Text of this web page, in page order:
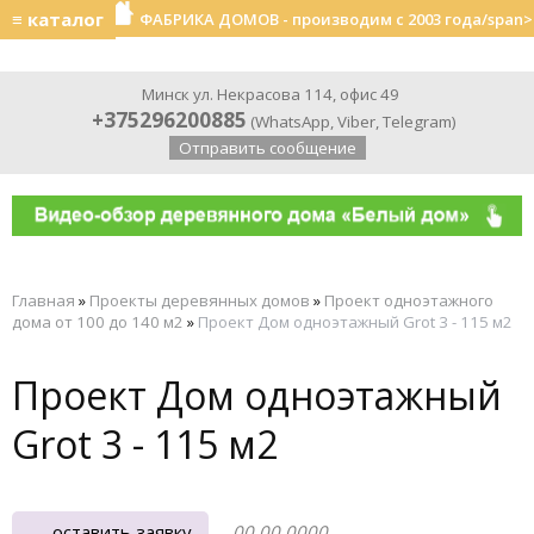
≡ каталог ФАБРИКА ДОМОВ - производим с 2003 года/span>
Минск ул. Некрасова 114, офис 49
+375296200885 (WhatsApp,Viber,Telegram)
Отправить сообщение
Главная » Проекты деревянных домов » Проект одноэтажного
дома от 100 до 140 м2 » Проект Дом одноэтажный Grot 3 - 115 м2
Проект Дом одноэтажный
Grot 3 - 115 м2